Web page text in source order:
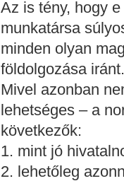
Az is tény, hogy
munkatársa
minden olyan
földolgozása iránt.
Mivel azonban
lehetséges – a
következők:
1. mint jó
2. lehetőleg